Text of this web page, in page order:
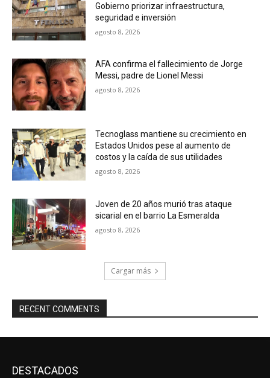
Gobierno priorizar infraestructura,
seguridad e inversión
agosto 8, 2026
AFA confirma el fallecimiento de Jorge
Messi, padre de Lionel Messi
agosto 8, 2026
Tecnoglass mantiene su crecimiento en
Estados Unidos pese al aumento de
costos y la caída de sus utilidades
agosto 8, 2026
Joven de 20 años murió tras ataque
sicarial en el barrio La Esmeralda
agosto 8, 2026
Cargar más
RECENT COMMENTS
DESTACADOS